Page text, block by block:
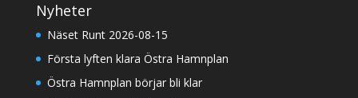
Nyheter
Näset Runt 2026-08-15
Första lyften klara Östra Hamnplan
Östra Hamnplan börjar bli klar